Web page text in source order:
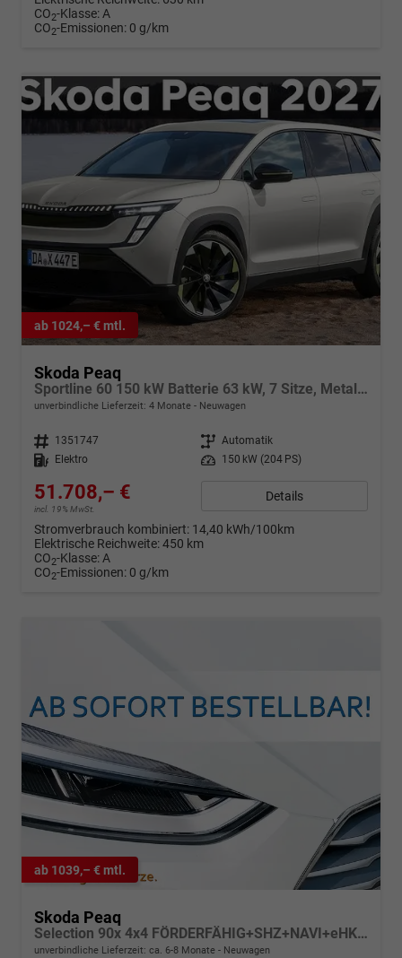
CO2-Klasse:A
CO2-Emissionen: 0 g/km
ab 1024,– € mtl.
Skoda Peaq
Sportline 60 150 kW Batterie 63 kW, 7 Sitze, Metallfarbe, 4 J. Garantie, Advanced Paket, LED.-MATRIX , Dynam.Blinkleuchten, Intellg.Park Assist, Head-up Display, 360° Kamera, Easy Open & Close Heckklappe, Sun Set,Navigationssystem, Sitzheizung, Sporpedale,
unverbindliche Lieferzeit: 4 Monate Neuwagen
Fahrzeugnr. 1351747 Getriebe Automatik
Kraftstoff
Elektro Leistung 150 kW (204 PS)
51.708,– €
incl. 19% MwSt.
Details
Stromverbrauch kombiniert: 14,40 kWh/100km
Elektrische Reichweite:450 km
CO2-Klasse:A
CO2-Emissionen: 0 g/km
ab 1039,– € mtl.
Skoda Peaq
Selection 90x 4x4 FÖRDERFÄHIG+SHZ+NAVI+eHK+KESSY+pACC+KAMERA+19" ALU+LED+KLIMA
unverbindliche Lieferzeit: ca. 6-8 Monate Neuwagen